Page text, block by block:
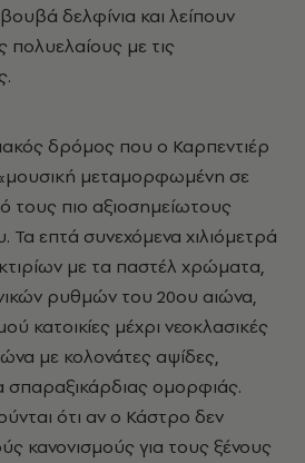
δελφίνια και λείπουν
με τις
δρόμος που ο Καρπεντιέρ
μεταμορφωμένη σε
τους πιο αξιοσημείωτους
επτά συνεχόμενα χιλιόμετρά
με τα παστέλ χρώματα,
ρυθμών του 20ου αιώνα,
κατοικίες μέχρι νεοκλασικές
με κολονάτες αψίδες,
σπαραξικάρδιας ομορφιάς.
ότι αν ο Κάστρο δεν
κανονισμούς για τους ξένους